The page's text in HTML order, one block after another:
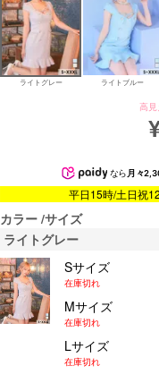
ライトグレー ライトブルー
高
なら 月々
平日15時/土日祝
カラー サイズ
ライトグレー
Sサイズ
在庫切れ
Mサイズ
在庫切れ
Lサイズ
在庫切れ